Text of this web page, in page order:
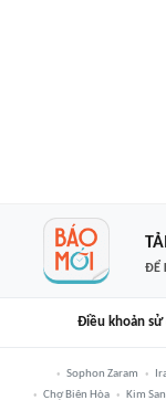
ĐỂ
Điều khoản sử
Sophon Zaram
Chợ Biên Hòa
Kim